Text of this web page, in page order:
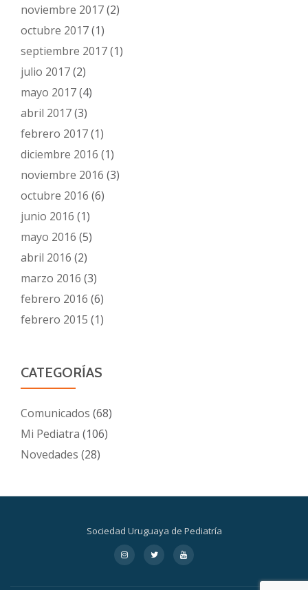
noviembre 2017(2)
octubre 2017(1)
septiembre 2017(1)
julio 2017(2)
mayo 2017(4)
abril 2017(3)
febrero 2017(1)
diciembre 2016 (1)
noviembre 2016 (3)
octubre 2016 (6)
junio 2016 (1)
mayo 2016 (5)
abril 2016 (2)
marzo 2016 (3)
febrero 2016 (6)
febrero 2015 (1)
CATEGORÍAS
Comunicados (68)
Mi Pediatra (106)
Novedades (28)
Sociedad Uruguaya de Pediatría
secundario
fa-
instagram
fa-
twitter
fa-
youtube